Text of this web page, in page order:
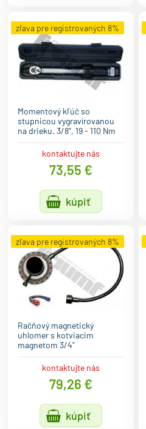
zľava pre registrovaných 8%
Momentový kľúč so
stupnicou vygravírovanou
na drieku. 3/8", 19 - 110 Nm
kontaktujte nás
73,55 €
kúpiť
zľava pre registrovaných 8%
Račňový magnetický
uhlomer s kotviacim
magnetom 3/4"
kontaktujte nás
79,26 €
kúpiť